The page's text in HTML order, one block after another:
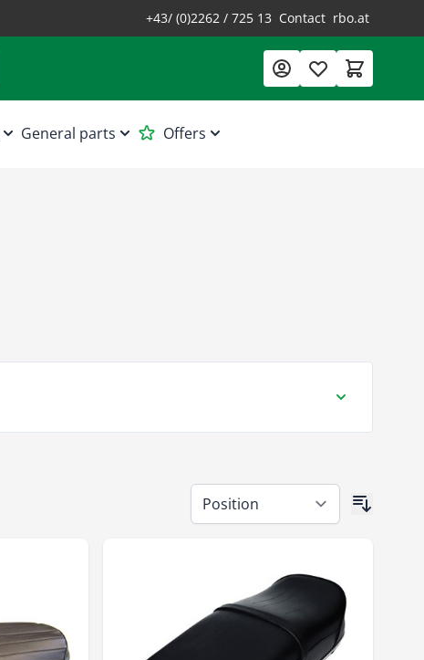
+43/ (0)2262 / 725 13 Contact rbo.at
General parts Offers